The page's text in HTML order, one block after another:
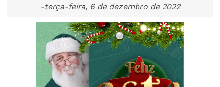
-terça-feira, 6 de dezembro de 2022